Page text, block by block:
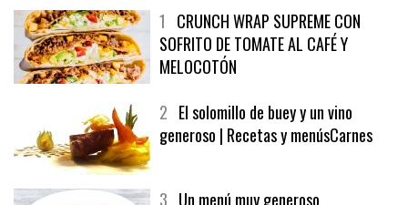
1CRUNCH WRAP SUPREME CON
SOFRITO DE TOMATE AL CAFÉ Y
MELOCOTÓN
2El solomillo de buey y un vino